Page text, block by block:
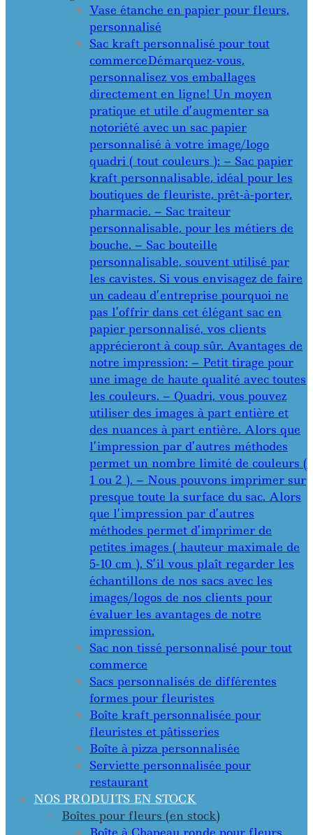
Vase étanche en papier pour fleurs,
personnalisé
Sac kraft personnalisé pour tout
commerceDémarquez-vous,
personnalisez vos emballages
directement en ligne! Un moyen
pratique et utile d’augmenter sa
notoriété avec un sac papier
personnalisé à votre image/logo
quadri ( tout couleurs ): – Sac papier
kraft personnalisable, idéal pour les
boutiques de fleuriste, prêt-à-porter,
pharmacie. – Sac traiteur
personnalisable, pour les métiers de
bouche. – Sac bouteille
personnalisable, souvent utilisé par
les cavistes. Si vous envisagez de faire
un cadeau d’entreprise pourquoi ne
pas l’offrir dans cet élégant sac en
papier personnalisé, vos clients
apprécieront à coup sûr. Avantages de
notre impression: – Petit tirage pour
une image de haute qualité avec toutes
les couleurs. – Quadri, vous pouvez
utiliser des images à part entière et
des nuances à part entière. Alors que
l’impression par d’autres méthodes
permet un nombre limité de couleurs (
1 ou 2 ). – Nous pouvons imprimer sur
presque toute la surface du sac. Alors
que l’impression par d’autres
méthodes permet d’imprimer de
petites images ( hauteur maximale de
5-10 cm ). S’il vous plaît regarder les
échantillons de nos sacs avec les
images/logos de nos clients pour
évaluer les avantages de notre
impression.
Sac non tissé personnalisé pour tout
commerce
Sacs personnalisés de différentes
formes pour fleuristes
Boîte kraft personnalisée pour
fleuristes et pâtisseries
Boîte à pizza personnalisée
Serviette personnalisée pour
restaurant
NOS PRODUITS EN STOCK
Boîtes pour fleurs (en stock)